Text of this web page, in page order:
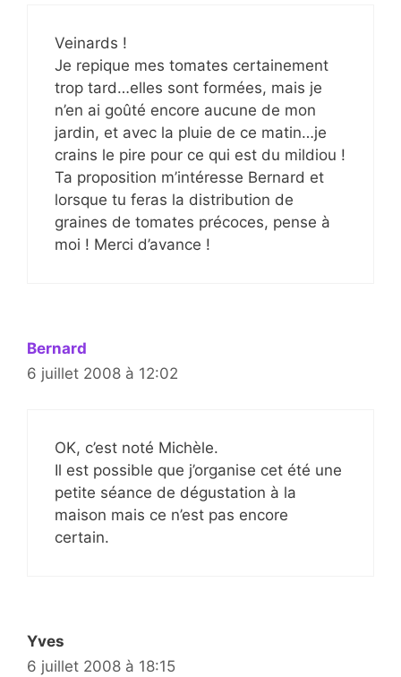
Veinards !
Je repique mes tomates certainement
trop tard…elles sont formées, mais je
n’en ai goûté encore aucune de mon
jardin, et avec la pluie de ce matin…je
crains le pire pour ce qui est du mildiou !
Ta proposition m’intéresse Bernard et
lorsque tu feras la distribution de
graines de tomates précoces, pense à
moi ! Merci d’avance !
Bernard
6 juillet 2008 à 12:02
OK, c’est noté Michèle.
Il est possible que j’organise cet été une
petite séance de dégustation à la
maison mais ce n’est pas encore
certain.
Yves
6 juillet 2008 à 18:15